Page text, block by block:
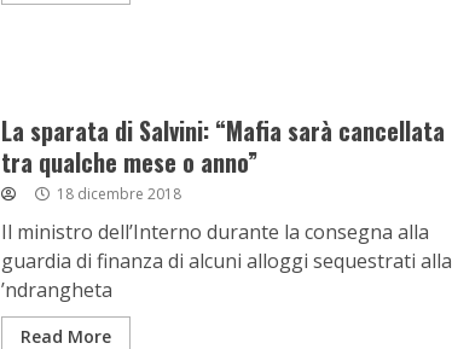
La sparata di Salvini: “Mafia sarà cancellata
tra qualche mese o anno”
18 dicembre 2018
Il ministro dellʼInterno durante la consegna alla
guardia di finanza di alcuni alloggi sequestrati alla
ʼndrangheta
Read More